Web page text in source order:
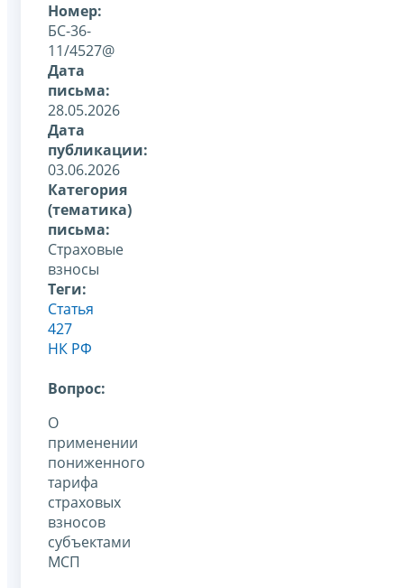
Номер:
БС-36-
11/4527@
Дата
письма:
28.05.2026
Дата
публикации:
03.06.2026
Категория
(тематика)
письма:
Страховые
взносы
Теги:
Статья
427
НК РФ
Вопрос:
О
применении
пониженного
тарифа
страховых
взносов
субъектами
МСП